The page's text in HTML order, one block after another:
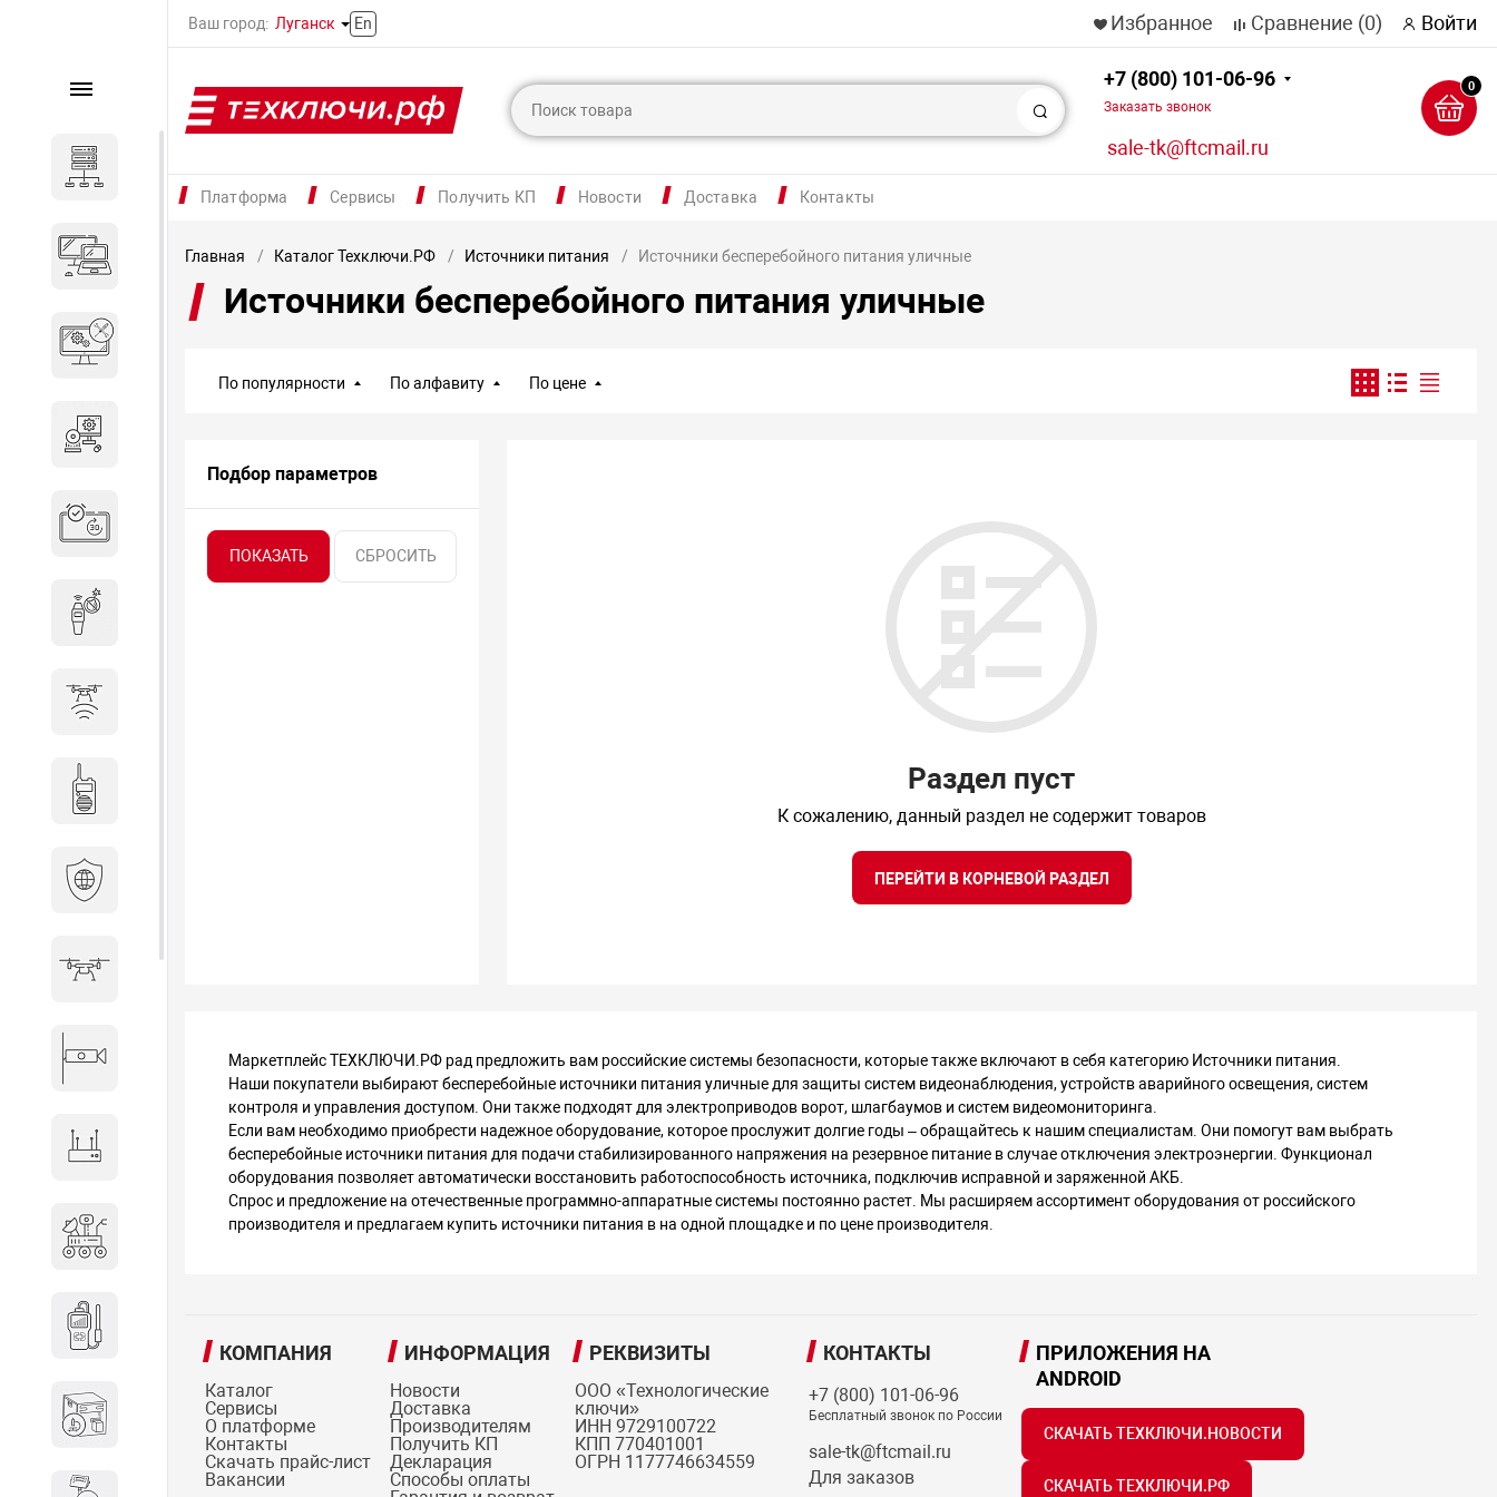
Ваш город: Луганск En Избранное Сравнение (0) Войти
Поиск
+7 (800) 101-06-96
Заказать звонок
sale-tk@ftcmail.ru
0
Платформа Сервисы Получить КП Новости Доставка Контакты
Каталог
Компьютеры и ноутбуки
Комплектующие для
Система бронирования
переговорных
Видеонаблюдение
Сетевое оборудование
Антитеррористическое
оборудование
Атомно-эмиссионные
спектрометры
Главная Каталог Техключи.РФ Источники питания Источники бесперебойного питания уличные
Источники бесперебойного питания уличные
По популярности По алфавиту По цене
Подбор параметров
Раздел пуст
К сожалению, данный раздел не содержит товаров
ПЕРЕЙТИ В КОРНЕВОЙ РАЗДЕЛ
Маркетплейс ТЕХКЛЮЧИ.РФ рад предложить вам российские системы безопасности, которые также включают в себя категорию Источники питания.
Наши покупатели выбирают бесперебойные источники питания уличные для защиты систем видеонаблюдения, устройств аварийного освещения, систем
контроля и управления доступом. Они также подходят для электроприводов ворот, шлагбаумов и систем видеомониторинга.
Если вам необходимо приобрести надежное оборудование, которое прослужит долгие годы – обращайтесь к нашим специалистам. Они помогут вам выбрать
бесперебойные источники питания для подачи стабилизированного напряжения на резервное питание в случае отключения электроэнергии. Функционал
оборудования позволяет автоматически восстановить работоспособность источника, подключив исправной и заряженной АКБ.
Спрос и предложение на отечественные программно-аппаратные системы постоянно растет. Мы расширяем ассортимент оборудования от российского
производителя и предлагаем купить источники питания в на одной площадке и по цене производителя.
КОМПАНИЯ
Каталог
Сервисы
О платформе
Контакты
Скачать прайс-лист
Вакансии
ИНФОРМАЦИЯ
Новости
Доставка
Производителям
Получить КП
Декларация
Способы оплаты
РЕКВИЗИТЫ
ООО «Технологические
ключи»
ИНН 9729100722
КПП 770401001
ОГРН 1177746634559
КОНТАКТЫ
+7 (800) 101-06-96
Бесплатный звонок по России
sale-tk@ftcmail.ru
Для заказов
ПРИЛОЖЕНИЯ НА
ANDROID
СКАЧАТЬ ТЕХКЛЮЧИ.НОВОСТИ
СКАЧАТЬ ТЕХКЛЮЧИ.РФ